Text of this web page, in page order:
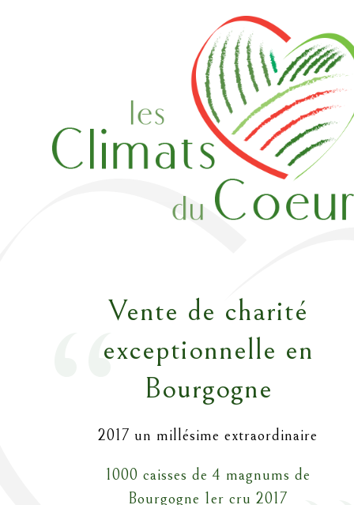
Vente de charité
exceptionnelle en
Bourgogne
2017 un millésime extraordinaire
1000 caisses de 4 magnums de
Bourgogne 1er cru 2017